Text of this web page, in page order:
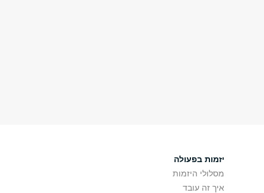
יזמות בפעולה
מסלולי היזמות
איך זה עובד